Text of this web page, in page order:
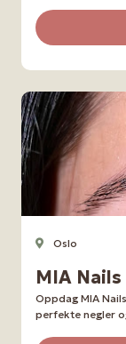
Oslo
MIA Nails
Oppdag MIA
perfekte negler